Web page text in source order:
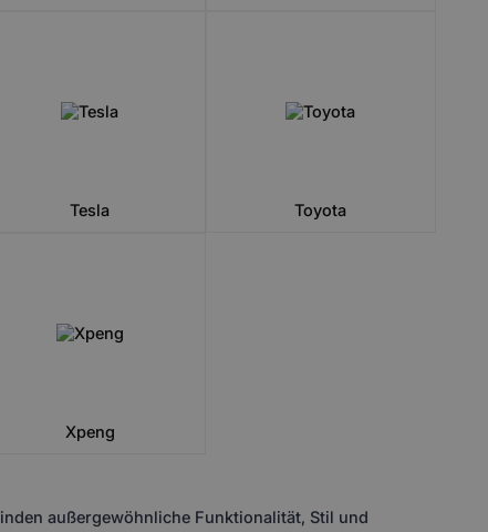
Tesla Toyota
Xpeng
außergewöhnliche Funktionalität, Stil und